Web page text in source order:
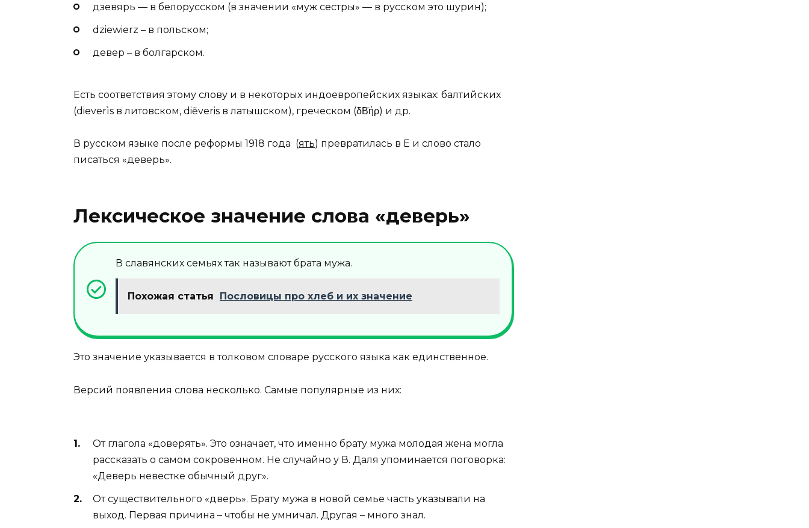
дзевярь — в белорусском (в значении «муж сестры» — в русском это шурин);
dziewierz – в польском;
девер – в болгарском.
Есть соответствия этому слову и в некоторых индоевропейских языках: балтийских
(dieverìs в литовском, diẽveris в латышском), греческом (δΒ̄ήρ) и др.
В русском языке после реформы 1918 года Ѣ (ять) превратилась в Е и слово стало
писаться «деверь».
Лексическое значение слова «деверь»
В славянских семьях так называют брата мужа.
Похожая статья Пословицы про хлеб и их значение
Это значение указывается в толковом словаре русского языка как единственное.
Версий появления слова несколько. Самые популярные из них:
От глагола «доверять». Это означает, что именно брату мужа молодая жена могла
рассказать о самом сокровенном. Не случайно у В. Даля упоминается поговорка:
«Деверь невестке обычный друг».
От существительного «дверь». Брату мужа в новой семье часть указывали на
выход. Первая причина – чтобы не умничал. Другая – много знал.